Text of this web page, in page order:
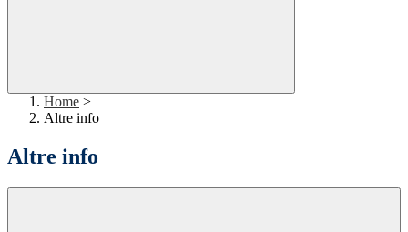
Home >
Altre info
Altre info